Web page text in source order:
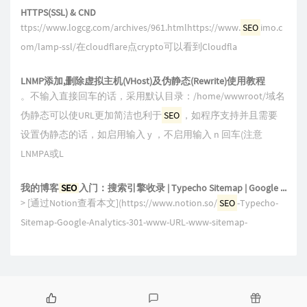
HTTPS(SSL) & CND
ttps://www.logcg.com/archives/961.htmlhttps://www.SEO imo.c
om/lamp-ssl/在cloudflare点crypto可以看到Cloudfla
LNMP添加,删除虚拟主机(VHost)及伪静态(Rewrite)使用教程
。不输入直接回车的话，采用默认目录：/home/wwwroot/域名
伪静态可以使URL更加简洁也利于 SEO ，如程序支持并且需要
设置伪静态的话，如启用输入 y ，不启用输入 n 回车(注意
LNMPA或L
我的博客SEO 入门：搜索引擎收录 | Typecho Sitemap | Google Analytics | Cloudflare Workers 301重定向不带www的URL到带www的 | 修复sitemap日期无效
> [通过Notion查看本文](https://www.notion.so/SEO-Typecho-
Sitemap-Google-Analytics-301-www-URL-www-sitemap-